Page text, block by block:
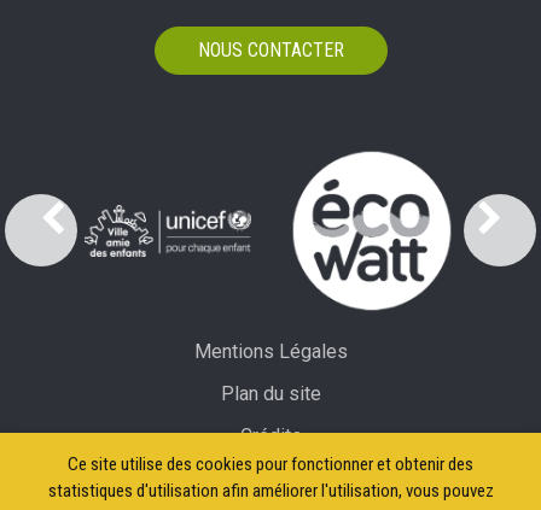
Ce site utilise des cookies pour fonctionner et obtenir des
statistiques d'utilisation afin améliorer l'utilisation, vous pouvez
NOUS CONTACTER
Mentions Légales
Plan du site
Crédits
Accessibilité: partiellement conforme